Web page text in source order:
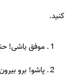
کنید.
موفق باشی!
پاشو! برو